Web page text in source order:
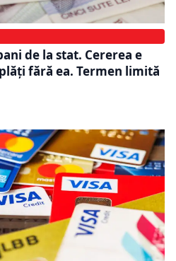
de la stat. Cererea e
fără ea. Termen limită